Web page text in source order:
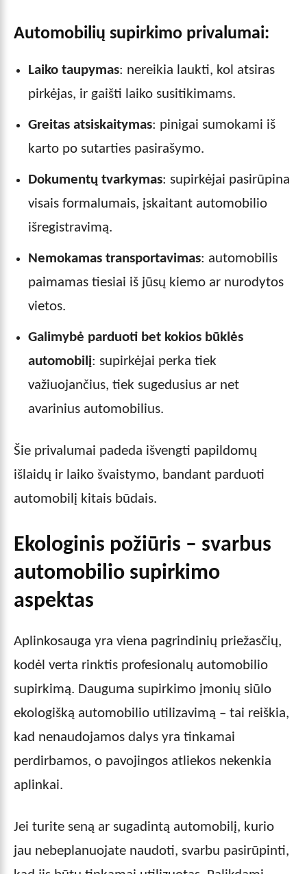
Automobilių supirkimo privalumai:
Laiko taupymas: nereikia laukti, kol atsiras
pirkėjas, ir gaišti laiko susitikimams.
Greitas atsiskaitymas: pinigai sumokami iš
karto po sutarties pasirašymo.
Dokumentų tvarkymas: supirkėjai pasirūpina
visais formalumais, įskaitant automobilio
išregistravimą.
Nemokamas transportavimas: automobilis
paimamas tiesiai iš jūsų kiemo ar nurodytos
vietos.
Galimybė parduoti bet kokios būklės
automobilį: supirkėjai perka tiek
važiuojančius, tiek sugedusius ar net
avarinius automobilius.
Šie privalumai padeda išvengti papildomų
išlaidų ir laiko švaistymo, bandant parduoti
automobilį kitais būdais.
Ekologinis požiūris – svarbus
automobilio supirkimo
aspektas
Aplinkosauga yra viena pagrindinių priežasčių,
kodėl verta rinktis profesionalų automobilio
supirkimą. Dauguma supirkimo įmonių siūlo
ekologišką automobilio utilizavimą – tai reiškia,
kad nenaudojamos dalys yra tinkamai
perdirbamos, o pavojingos atliekos nekenkia
aplinkai.
Jei turite seną ar sugadintą automobilį, kurio
jau nebeplanuojate naudoti, svarbu pasirūpinti,